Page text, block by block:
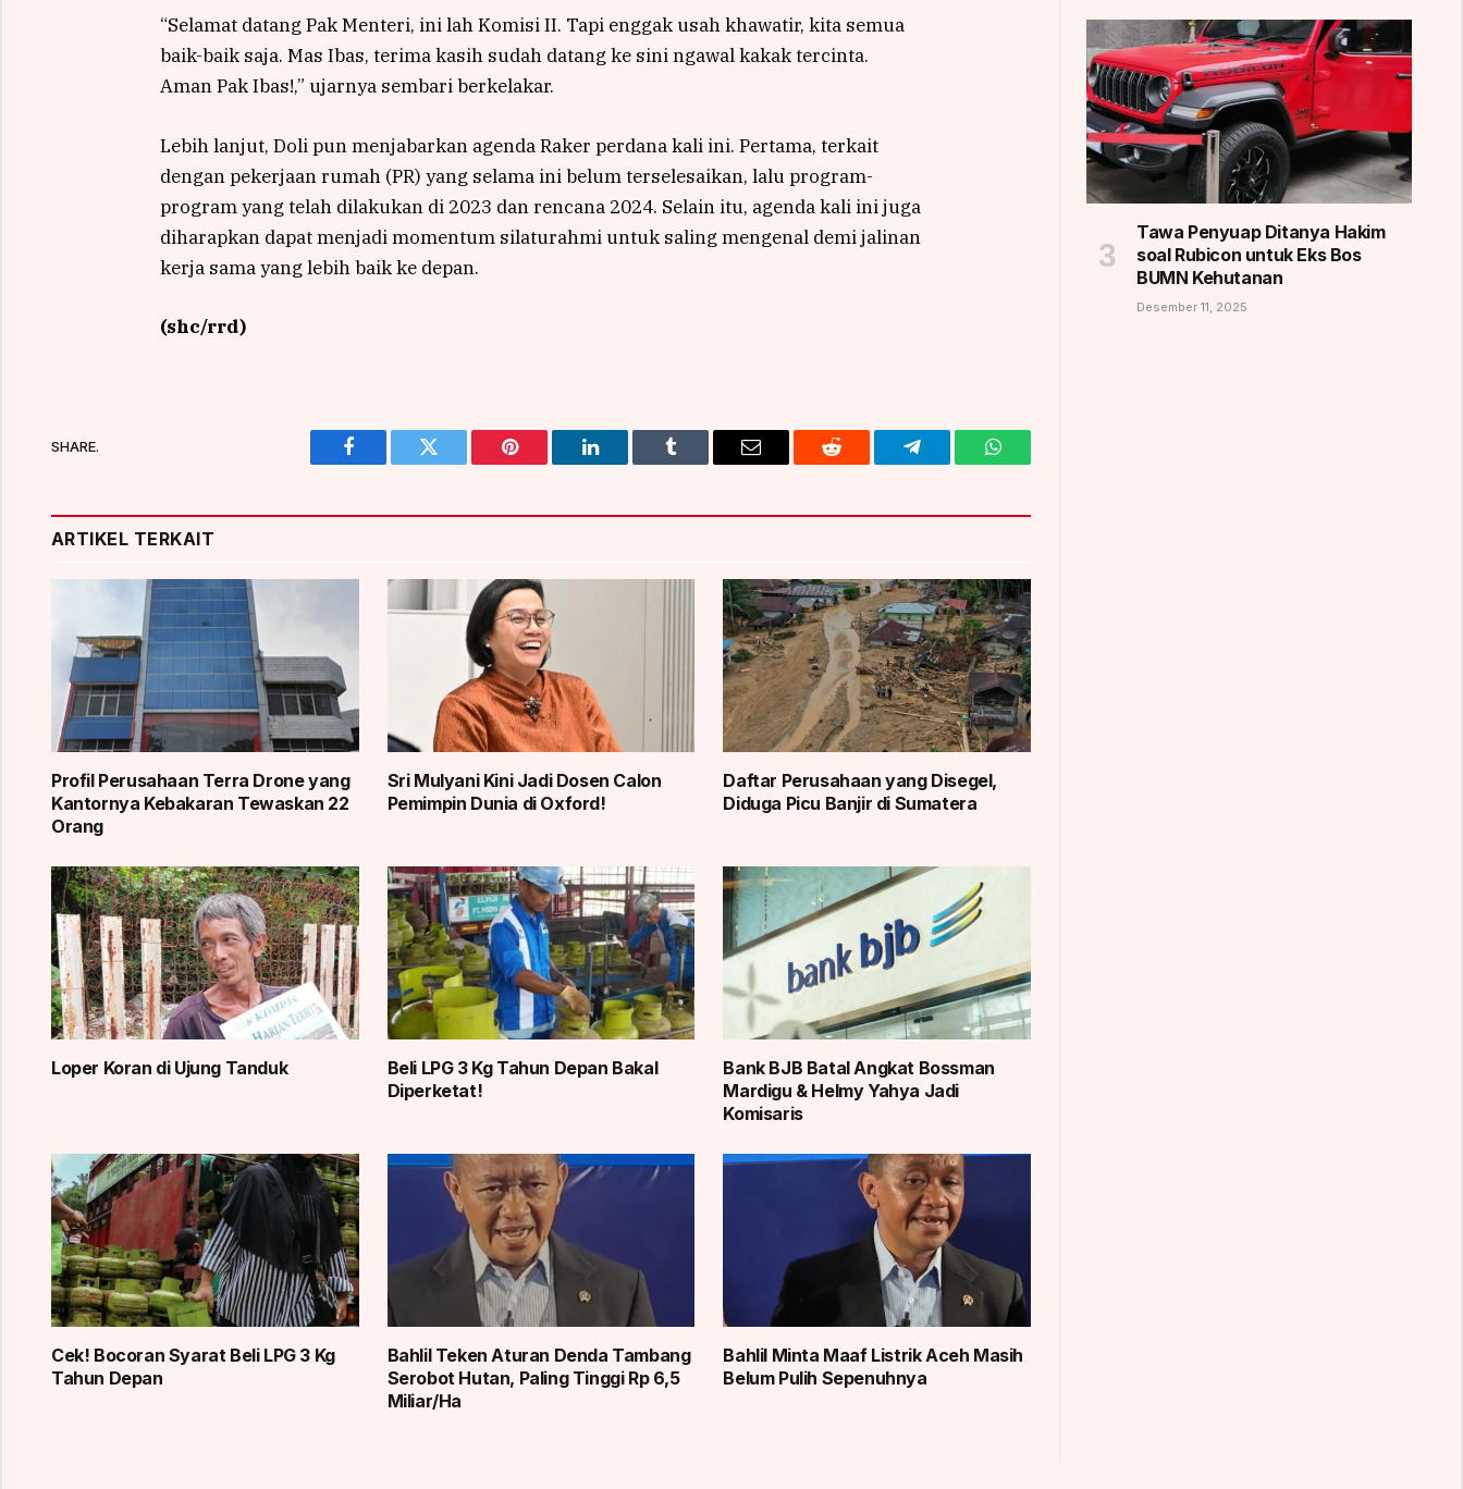
“Selamat datang Pak Menteri, ini lah Komisi II. Tapi enggak usah khawatir, kita semua
baik-baik saja. Mas Ibas, terima kasih sudah datang ke sini ngawal kakak tercinta.
Aman Pak Ibas!,” ujarnya sembari berkelakar.
Lebih lanjut, Doli pun menjabarkan agenda Raker perdana kali ini. Pertama, terkait
dengan pekerjaan rumah (PR) yang selama ini belum terselesaikan, lalu program-
program yang telah dilakukan di 2023 dan rencana 2024. Selain itu, agenda kali ini juga
diharapkan dapat menjadi momentum silaturahmi untuk saling mengenal demi jalinan
kerja sama yang lebih baik ke depan.
(shc/rrd)
SHARE.
Facebook Twitter Pinterest LinkedIn Tumblr Email Reddit Telegram WhatsApp
ARTIKEL TERKAIT
Profil Perusahaan Terra Drone yang
Kantornya Kebakaran Tewaskan 22
Orang
Sri Mulyani Kini Jadi Dosen Calon
Pemimpin Dunia di Oxford!
Daftar Perusahaan yang Disegel,
Diduga Picu Banjir di Sumatera
Loper Koran di Ujung Tanduk
Beli LPG 3 Kg Tahun Depan Bakal
Diperketat!
Bank BJB Batal Angkat Bossman
Mardigu & Helmy Yahya Jadi
Komisaris
Cek! Bocoran Syarat Beli LPG 3 Kg
Tahun Depan
Bahlil Teken Aturan Denda Tambang
Serobot Hutan, Paling Tinggi Rp 6,5
Miliar/Ha
Bahlil Minta Maaf Listrik Aceh Masih
Belum Pulih Sepenuhnya
Tawa Penyuap Ditanya Hakim
soal Rubicon untuk Eks Bos
BUMN Kehutanan
Desember 11, 2025